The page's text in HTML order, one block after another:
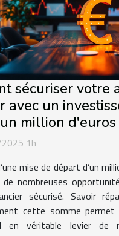
sécuriser votre
avec un
million d'euros
1h
mise de départ d’un
nombreuses
sécurisé. Savoir
cette somme
en véritable levier de